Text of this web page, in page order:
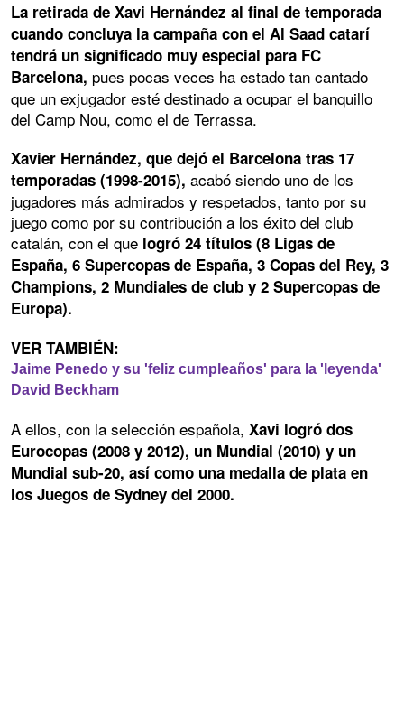
La retirada de Xavi Hernández al final de temporada
cuando concluya la campaña con el Al Saad catarí
tendrá un significado muy especial para FC
Barcelona, pues pocas veces ha estado tan cantado
que un exjugador esté destinado a ocupar el banquillo
del Camp Nou, como el de Terrassa.
Xavier Hernández, que dejó el Barcelona tras 17
temporadas (1998-2015), acabó siendo uno de los
jugadores más admirados y respetados, tanto por su
juego como por su contribución a los éxito del club
catalán, con el que logró 24 títulos (8 Ligas de
España, 6 Supercopas de España, 3 Copas del Rey, 3
Champions, 2 Mundiales de club y 2 Supercopas de
Europa).
VER TAMBIÉN:
Jaime Penedo y su 'feliz cumpleaños' para la 'leyenda'
David Beckham
A ellos, con la selección española, Xavi logró dos
Eurocopas (2008 y 2012), un Mundial (2010) y un
Mundial sub-20, así como una medalla de plata en
los Juegos de Sydney del 2000.